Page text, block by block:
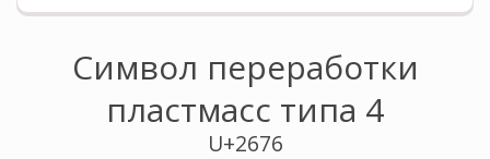
Символ переработки
пластмасс типа 4
U+2676